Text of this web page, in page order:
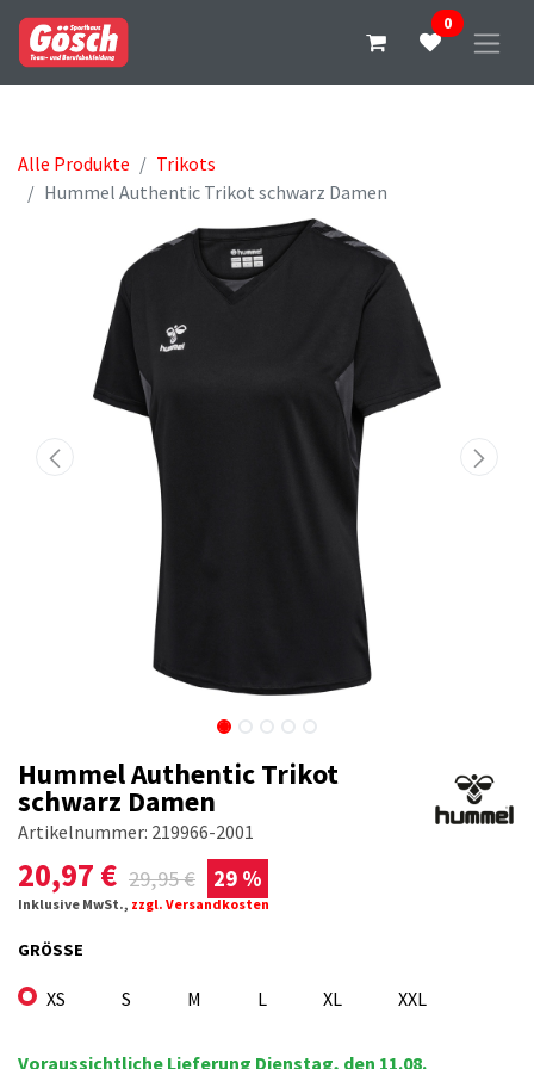
0
Alle Produkte
Trikots
Hummel Authentic Trikot schwarz Damen
Hummel Authentic Trikot
schwarz Damen
Artikelnummer: 219966-2001
20,97 € 29,95€ 29 %
Inklusive MwSt., zzgl. Versandkosten
GRÖSSE
XS S M L XL XXL
Voraussichtliche Lieferung Dienstag, den 11.08.